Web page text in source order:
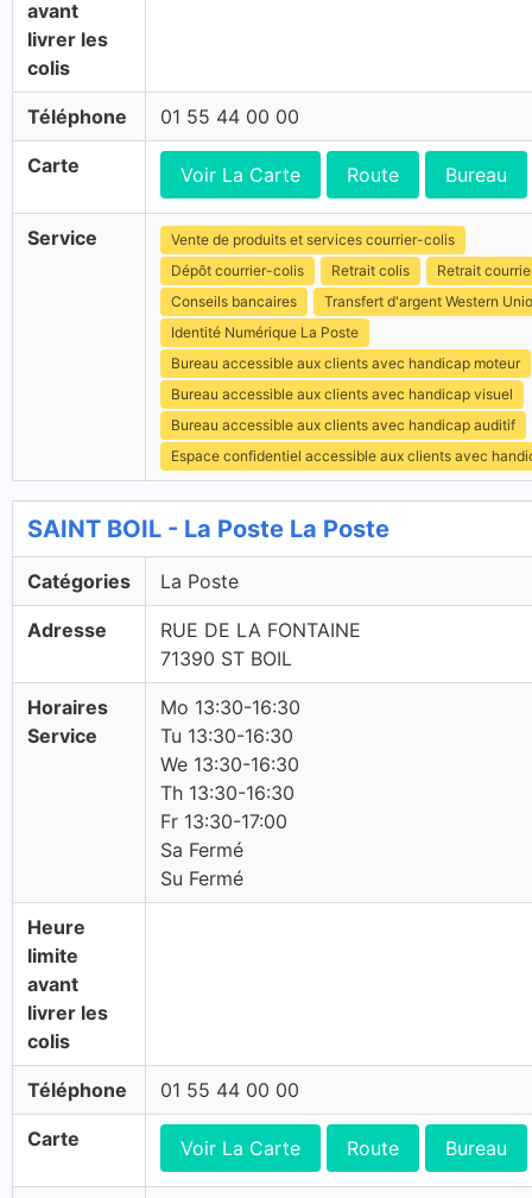
avant
livrer les
colis
Téléphone 01 55 44 00 00
Carte Voir La Carte Route Bureau
Service
Vente de produits et services courrier-colis
Dépôt courrier-colis
Retrait colis
Retrait
Conseils bancaires
Transfert d'argent Western
Identité Numérique La Poste
Bureau accessible aux clients avec handicap moteur
Bureau accessible aux clients avec handicap visuel
Bureau accessible aux clients avec handicap auditif
Espace confidentiel accessible aux clients avec
SAINT BOIL - La Poste La Poste
Catégories La Poste
Adresse
RUE DE LA FONTAINE
71390 ST BOIL
Horaires
Service
Mo 13:30-16:30
Tu 13:30-16:30
We 13:30-16:30
Th 13:30-16:30
Fr 13:30-17:00
Sa Fermé
Su Fermé
Heure
limite
avant
livrer les
colis
Téléphone 01 55 44 00 00
Carte Voir La Carte Route Bureau